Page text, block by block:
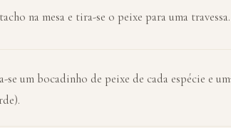
na mesa e tira-se o peixe para uma travessa.
se um bocadinho de peixe de cada espécie e